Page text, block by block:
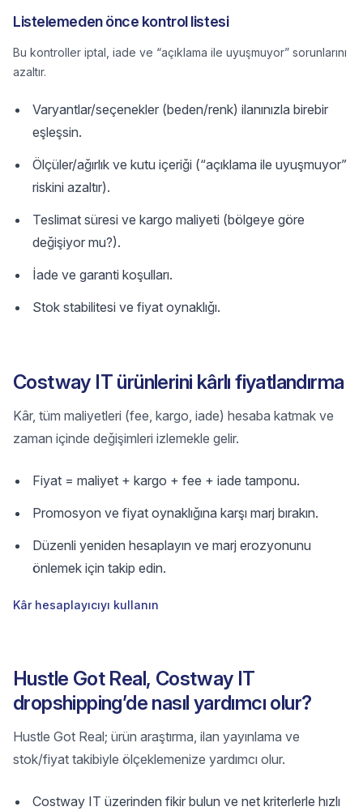
Listelemeden önce kontrol listesi
Bu kontroller iptal, iade ve “açıklama ile uyuşmuyor” sorunlarını
azaltır.
Varyantlar/seçenekler (beden/renk) ilanınızla birebir
eşleşsin.
Ölçüler/ağırlık ve kutu içeriği (“açıklama ile uyuşmuyor”
riskini azaltır).
Teslimat süresi ve kargo maliyeti (bölgeye göre
değişiyor mu?).
İade ve garanti koşulları.
Stok stabilitesi ve fiyat oynaklığı.
Costway IT ürünlerini kârlı fiyatlandırma
Kâr, tüm maliyetleri (fee, kargo, iade) hesaba katmak ve
zaman içinde değişimleri izlemekle gelir.
Fiyat = maliyet + kargo + fee + iade tamponu.
Promosyon ve fiyat oynaklığına karşı marj bırakın.
Düzenli yeniden hesaplayın ve marj erozyonunu
önlemek için takip edin.
Kâr hesaplayıcıyı kullanın
Hustle Got Real, Costway IT
dropshipping’de nasıl yardımcı olur?
Hustle Got Real; ürün araştırma, ilan yayınlama ve
stok/fiyat takibiyle ölçeklemenize yardımcı olur.
Costway IT üzerinden fikir bulun ve net kriterlerle hızlı